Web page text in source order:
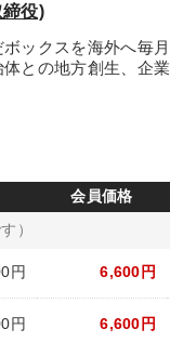
役)
ックスを海外へ毎
との地方創生、企
会員価格
）
円 6,600円
円 6,600円